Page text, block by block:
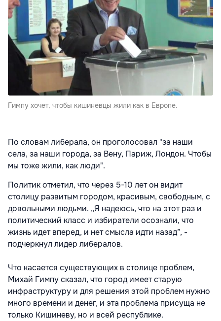
Гимпу хочет, чтобы кишиневцы жили как в Европе.
По словам либерала, он проголосовал "за наши
села, за наши города, за Вену, Париж, Лондон. Чтобы
мы тоже жили, как люди".
Политик отметил, что через 5-10 лет он видит
столицу развитым городом, красивым, свободным, с
довольными людьми. „Я надеюсь, что на этот раз и
политический класс и избиратели осознали, что
жизнь идет вперед, и нет смысла идти назад”, -
подчеркнул лидер либералов.
Что касается существующих в столице проблем,
Михай Гимпу сказал, что город имеет старую
инфраструктуру и для решения этой проблем нужно
много времени и денег, и эта проблема присуща не
только Кишиневу, но и всей республике.